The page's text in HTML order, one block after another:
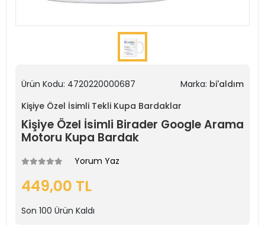
Ürün Kodu: 4720220000687 Marka: bi'aldım
Kişiye Özel İsimli Tekli Kupa Bardaklar
Kişiye Özel İsimli Birader Google Arama
Motoru Kupa Bardak
Yorum Yaz
449,00 TL
Son 100 Ürün Kaldı